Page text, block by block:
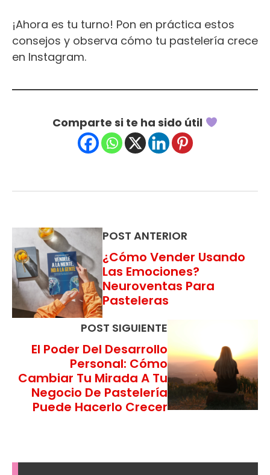
¡Ahora es tu turno! Pon en práctica estos
consejos y observa cómo tu pastelería crece
en Instagram.
Comparte si te ha sido útil
POST ANTERIOR
¿Cómo Vender Usando
Las Emociones?
Neuroventas Para
Pasteleras
POST SIGUIENTE
El Poder Del Desarrollo
Personal: Cómo
Cambiar Tu Mirada A Tu
Negocio De Pastelería
Puede Hacerlo Crecer